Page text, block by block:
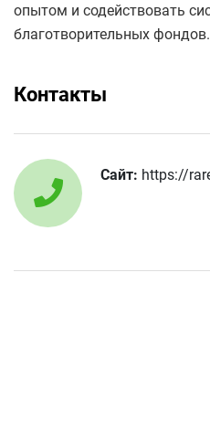
опытом и содействовать
благотворительных фондов.
Контакты
Сайт: https://